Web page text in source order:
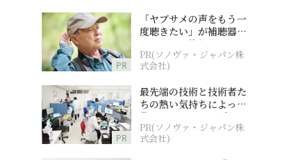
PR
「ヤブサメの声をもう一
度聴きたい」が補聴器チ
ャレンジの後押しに
PR(ソノヴァ・ジャパン株
式会社)
PR
最先端の技術と技術者た
ちの熱い気持ちによって
作られているオーダーメ
イド補聴器
PR(ソノヴァ・ジャパン株
式会社)